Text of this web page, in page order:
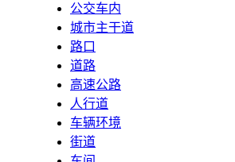
公交车内
城市主干道
路口
道路
高速公路
人行道
车辆环境
街道